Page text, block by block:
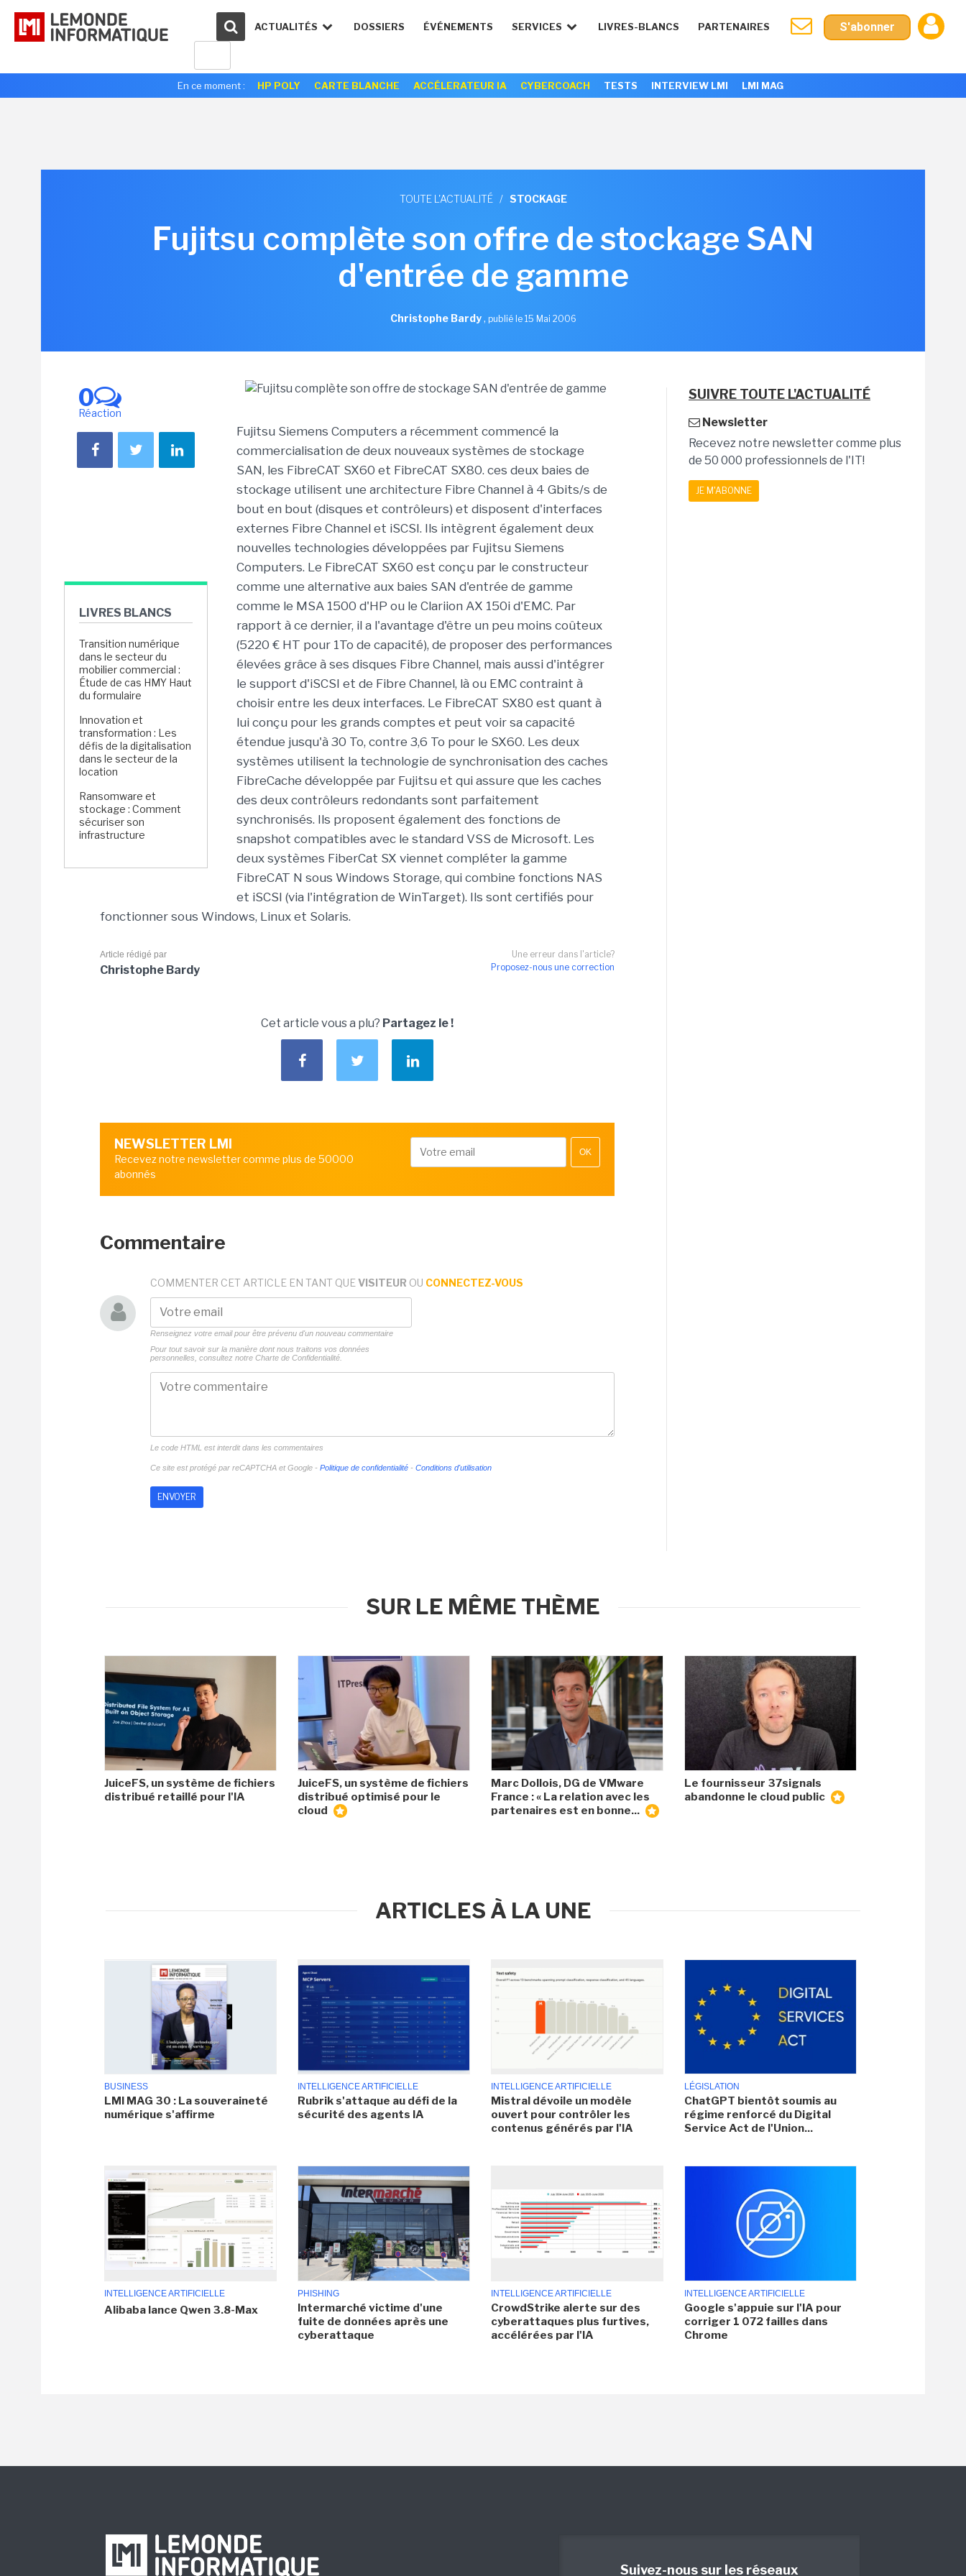
ACTUALITÉS DOSSIERS ÉVÉNEMENTS SERVICES LIVRES-BLANCS PARTENAIRES S'abonner
En ce moment : HP POLY CARTE BLANCHE ACCÉLERATEUR IA CYBERCOACH TESTS INTERVIEW LMI LMI MAG
TOUTE L'ACTUALITÉ / STOCKAGE
Fujitsu complète son offre de stockage SAN
d'entrée de gamme
Christophe Bardy, publié le 15 Mai 2006
0
Réaction
LIVRES BLANCS
Transition numérique
dans le secteur du
mobilier commercial :
Étude de cas HMY Haut
du formulaire
Innovation et
transformation : Les
défis de la digitalisation
dans le secteur de la
location
Ransomware et
stockage : Comment
sécuriser son
infrastructure
Fujitsu Siemens Computers a récemment commencé la
commercialisation de deux nouveaux systèmes de stockage
SAN, les FibreCAT SX60 et FibreCAT SX80. ces deux baies de
stockage utilisent une architecture Fibre Channel à 4 Gbits/s de
bout en bout (disques et contrôleurs) et disposent d'interfaces
externes Fibre Channel et iSCSI. Ils intègrent également deux
nouvelles technologies développées par Fujitsu Siemens
Computers. Le FibreCAT SX60 est conçu par le constructeur
comme une alternative aux baies SAN d'entrée de gamme
comme le MSA 1500 d'HP ou le Clariion AX 150i d'EMC. Par
rapport à ce dernier, il a l'avantage d'être un peu moins coûteux
(5220 € HT pour 1To de capacité), de proposer des performances
élevées grâce à ses disques Fibre Channel, mais aussi d'intégrer
le support d'iSCSI et de Fibre Channel, là ou EMC contraint à
choisir entre les deux interfaces. Le FibreCAT SX80 est quant à
lui conçu pour les grands comptes et peut voir sa capacité
étendue jusqu'à 30 To, contre 3,6 To pour le SX60. Les deux
systèmes utilisent la technologie de synchronisation des caches
FibreCache développée par Fujitsu et qui assure que les caches
des deux contrôleurs redondants sont parfaitement
synchronisés. Ils proposent également des fonctions de
snapshot compatibles avec le standard VSS de Microsoft. Les
deux systèmes FiberCat SX viennet compléter la gamme
FibreCAT N sous Windows Storage, qui combine fonctions NAS
et iSCSI (via l'intégration de WinTarget). Ils sont certifiés pour
fonctionner sous Windows, Linux et Solaris.
Une erreur dans l'article?
Proposez-nous une correction
Article rédigé par
Christophe Bardy
Cet article vous a plu? Partagez le !
NEWSLETTER LMI
Recevez notre newsletter comme plus de 50000
abonnés
OK
Commentaire
COMMENTER CET ARTICLE EN TANT QUE VISITEUR OU CONNECTEZ-VOUS
Renseignez votre email pour être prévenu d'un nouveau commentaire
Pour tout savoir sur la manière dont nous traitons vos données
personnelles, consultez notre Charte de Confidentialité.
Le code HTML est interdit dans les commentaires
Ce site est protégé par reCAPTCHA et Google - Politique de confidentialité - Conditions d'utilisation
SUIVRE TOUTE L'ACTUALITÉ
Newsletter
Recevez notre newsletter comme plus
de 50 000 professionnels de l'IT!
JE M'ABONNE
SUR LE MÊME THÈME
JuiceFS, un système de fichiers
distribué retaillé pour l'IA
JuiceFS, un système de fichiers
distribué optimisé pour le
cloud
Marc Dollois, DG de VMware
France : « La relation avec les
partenaires est en bonne...
Le fournisseur 37signals
abandonne le cloud public
ARTICLES À LA UNE
BUSINESS
LMI MAG 30 : La souveraineté
numérique s'affirme
INTELLIGENCE ARTIFICIELLE
Rubrik s'attaque au défi de la
sécurité des agents IA
INTELLIGENCE ARTIFICIELLE
Mistral dévoile un modèle
ouvert pour contrôler les
contenus générés par l'IA
LÉGISLATION
ChatGPT bientôt soumis au
régime renforcé du Digital
Service Act de l'Union...
INTELLIGENCE ARTIFICIELLE
Alibaba lance Qwen 3.8-Max
PHISHING
Intermarché victime d'une
fuite de données après une
cyberattaque
INTELLIGENCE ARTIFICIELLE
CrowdStrike alerte sur des
cyberattaques plus furtives,
accélérées par l'IA
INTELLIGENCE ARTIFICIELLE
Google s'appuie sur l'IA pour
corriger 1 072 failles dans
Chrome
Suivez-nous sur les réseaux